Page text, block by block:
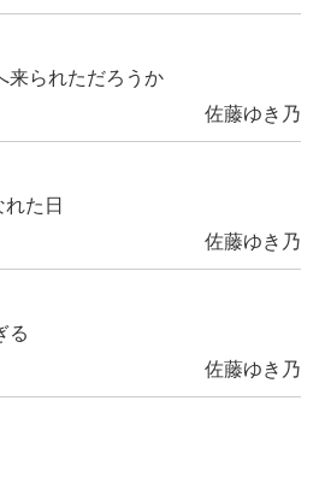
来られただろうか
佐藤ゆき乃
れた日
佐藤ゆき乃
る
佐藤ゆき乃